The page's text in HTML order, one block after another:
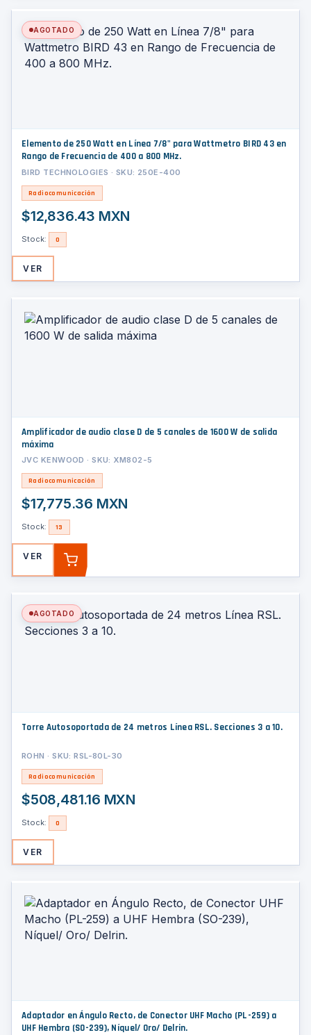
Elemento de 250 Watt en Línea 7/8" para Wattmetro BIRD 43 en
Rango de Frecuencia de 400 a 800 MHz.
BIRD TECHNOLOGIES · SKU: 250E-400
Radiocomunicación
$12,836.43 MXN
Stock: 0
VER
AGOTADO
Amplificador de audio clase D de 5 canales de 1600 W de salida
máxima
JVC KENWOOD · SKU: XM802-5
Radiocomunicación
$17,775.36 MXN
Stock: 13
VER
AGREGAR
Torre Autosoportada de 24 metros Línea RSL. Secciones 3 a 10.
ROHN · SKU: RSL-80L-30
Radiocomunicación
$508,481.16 MXN
Stock: 0
VER
AGOTADO
Adaptador en Ángulo Recto, de Conector UHF Macho (PL-259) a
UHF Hembra (SO-239), Níquel/ Oro/ Delrin.